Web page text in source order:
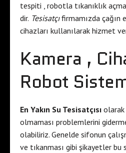
tespiti , robotla tıkanıklık
dir. Tesisatçıfirmamızda çağın
cihazları kullanılarak hizmet
Kamera ,
Robot
En Yakın Su Tesisatçısı olarak
olmaması problemlerini
olabiliriz. Genelde sifonun
ve tıkanması gibi şikayetler bu